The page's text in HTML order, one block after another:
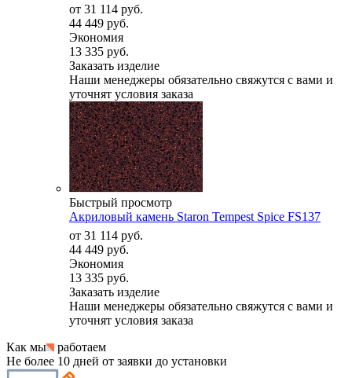
от 31 114 руб.
44 449 руб.
Экономия
13 335 руб.
Заказать изделие
Наши менеджеры обязательно свяжутся с вами и
уточнят условия заказа
Быстрый просмотр
Акриловый камень Staron Tempest Spice FS137
от 31 114 руб.
44 449 руб.
Экономия
13 335 руб.
Заказать изделие
Наши менеджеры обязательно свяжутся с вами и
уточнят условия заказа
Как мы
работаем
Не более 10 дней от заявки до установки